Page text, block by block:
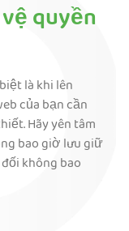
quyền
là khi lên
của bạn cần
Hãy yên tâm
bao giờ lưu giữ
không bao